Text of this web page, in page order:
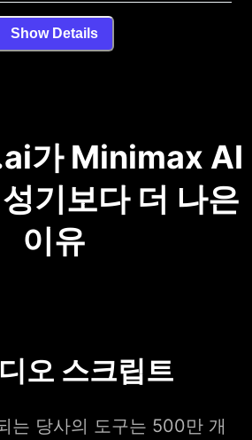
Show Details
가 Minimax AI
기보다 더 나은
이유
오 스크립트
는 당사의 도구는 500만 개